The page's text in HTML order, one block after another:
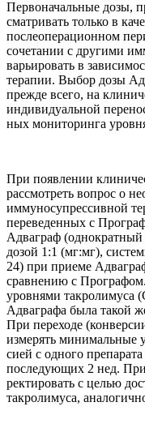
Пер­во­на­чаль­ные дозы,
смат­ри­вать только в
после­опе­раци­он­ном
соче­та­нии с другими
варьи­ро­вать в
терапии. Выбор дозы
прежде всего, на
инди­ви­ду­аль­ной
ных мони­то­ринга
При появ­ле­нии
рас­смот­реть вопрос о
имму­но­супрес­сив­ной
пере­ве­ден­ных с
Адваграф
дозой 1 :1 (мг:мг),
24) при при­еме
срав­не­нию с
уров­нями такро­лимуса (
Адваграфа была такой
При пере­ходе
изме­рять минималь­ные
сией с одного
после­дующих 2 нед.
рек­ти­ро­вать с целью
такро­лимуса,